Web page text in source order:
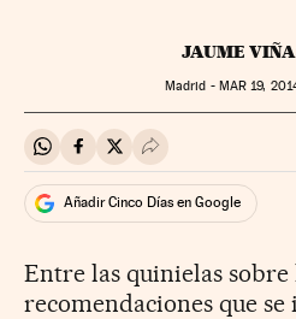
JAUME
Madrid - MAR 19,
Compartir en Whatsapp
Compartir en Facebook
Compartir en Twitter
Desplegar Redes
Añadir Cinco Días en Google
Entre las quinielas sobre
recomendaciones que